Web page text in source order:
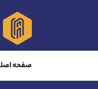
صفحه